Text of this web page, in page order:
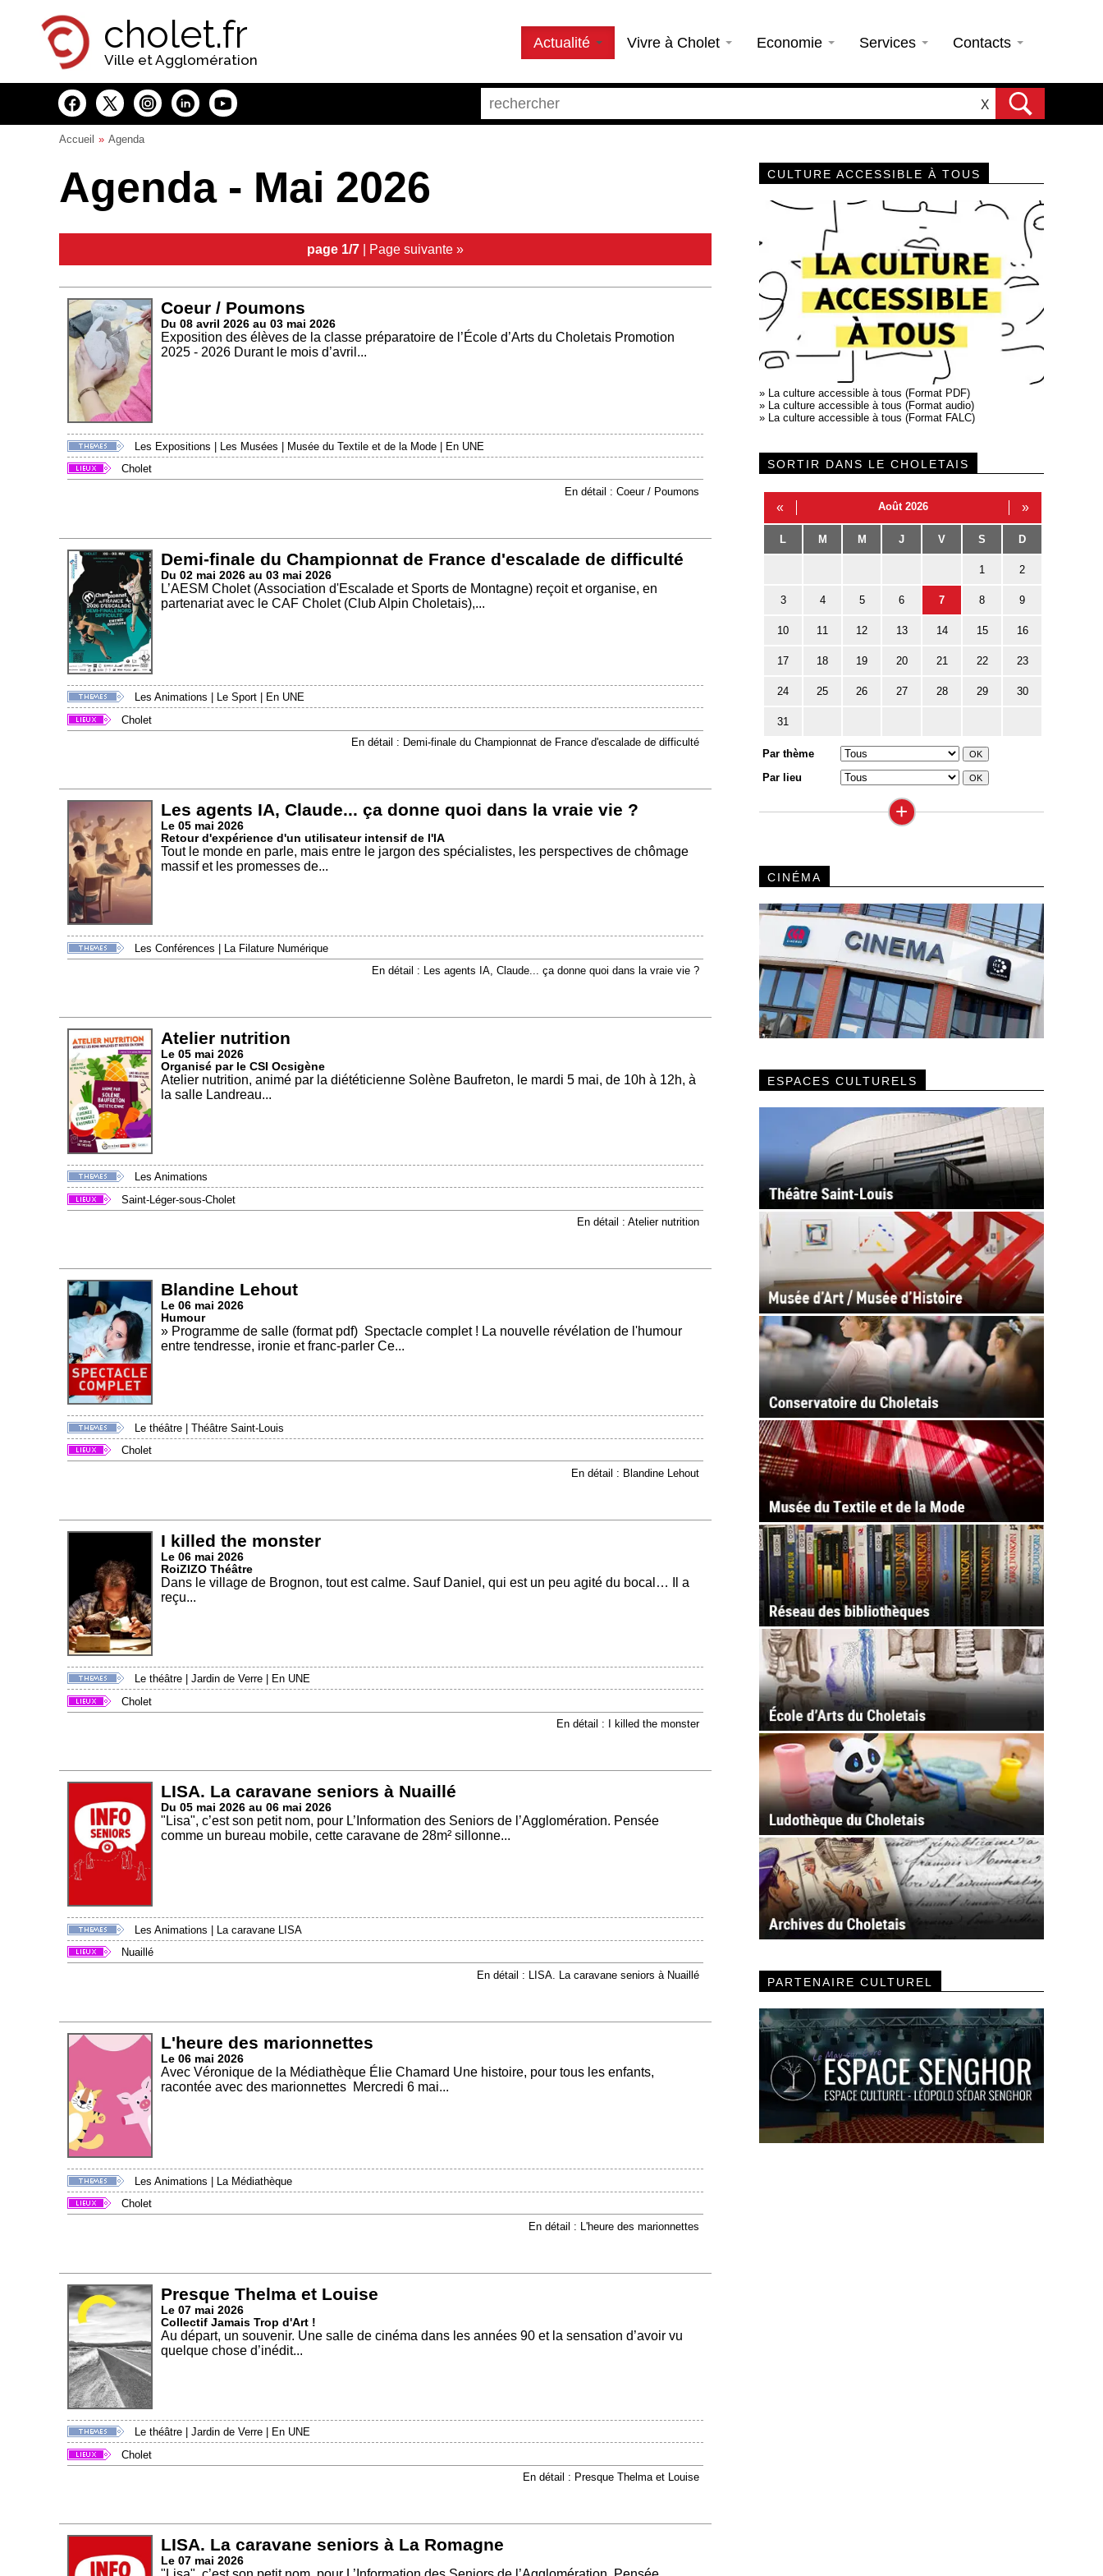
cholet.fr
Ville et Agglomération
Actualité Vivre à Cholet Economie Services Contacts
X
Accueil Agenda
Agenda - Mai 2026
page 1/7 | Page suivante »
Coeur / Poumons
Du 08 avril 2026 au 03 mai 2026
Exposition des élèves de la classe préparatoire de l’École d’Arts du Choletais Promotion
2025 - 2026 Durant le mois d’avril...
Les Expositions | Les Musées | Musée du Textile et de la Mode | En UNE
Cholet
En détail : Coeur / Poumons
Demi-finale du Championnat de France d'escalade de difficulté
Du 02 mai 2026 au 03 mai 2026
L’AESM Cholet (Association d'Escalade et Sports de Montagne) reçoit et organise, en
partenariat avec le CAF Cholet (Club Alpin Choletais),...
Les Animations Le Sport
En UNE
Cholet
En détail : Demi-finale du Championnat de France d'escalade de difficulté
Les agents IA, Claude... ça donne quoi dans la vraie vie ?
Le 05 mai 2026
Retour d'expérience d'un utilisateur intensif de l'IA
Tout le monde en parle, mais entre le jargon des spécialistes, les perspectives de chômage
massif et les promesses de...
Les Conférences
La Filature Numérique
En détail : Les agents IA, Claude... ça donne quoi dans la vraie vie ?
Atelier nutrition
Le 05 mai 2026
Organisé par le CSI Ocsigène
Atelier nutrition, animé par la diététicienne Solène Baufreton, le mardi 5 mai, de 10h à 12h, à
la salle Landreau...
Les Animations
Saint-Léger-sous-Cholet
En détail : Atelier nutrition
Blandine Lehout
Le 06 mai 2026
Humour
» Programme de salle (format pdf) Spectacle complet ! La nouvelle révélation de l'humour
entre tendresse, ironie et franc-parler Ce...
Le théâtre | Théâtre Saint-Louis
Cholet
En détail : Blandine Lehout
I killed the monster
Le 06 mai 2026
RoiZIZO Théâtre
Dans le village de Brognon, tout est calme. Sauf Daniel, qui est un peu agité du bocal… Il a
reçu...
Le théâtre Jardin de Verre
En UNE
Cholet
En détail : I killed the monster
LISA. La caravane seniors à Nuaillé
Du 05 mai 2026 au 06 mai 2026
"Lisa", c’est son petit nom, pour L’Information des Seniors de l’Agglomération. Pensée
comme un bureau mobile, cette caravane de 28m² sillonne...
Les Animations
La caravane LISA
Nuaillé
En détail : LISA. La caravane seniors à Nuaillé
L'heure des marionnettes
Le 06 mai 2026
Avec Véronique de la Médiathèque Élie Chamard Une histoire, pour tous les enfants,
racontée avec des marionnettes Mercredi 6 mai...
Les Animations | La Médiathèque
Cholet
En détail : L'heure des marionnettes
Presque Thelma et Louise
Le 07 mai 2026
Collectif Jamais Trop d'Art !
Au départ, un souvenir. Une salle de cinéma dans les années 90 et la sensation d’avoir vu
quelque chose d’inédit...
Le théâtre Jardin de Verre
En UNE
Cholet
En détail : Presque Thelma et Louise
LISA. La caravane seniors à La Romagne
Le 07 mai 2026
CULTURE ACCESSIBLE À TOUS
» La culture accessible à tous (Format PDF)
» La culture accessible à tous (Format audio)
» La culture accessible à tous (Format FALC)
SORTIR DANS LE CHOLETAIS
« Août 2026 »
L M M J V S D
1 2
3 4 5 6 7 8 9
10 11 12 13 14 15 16
17 18 19 20 21 22 23
24 25 26 27 28 29 30
31
Par thème
Par lieu
+
CINÉMA
ESPACES CULTURELS
PARTENAIRE CULTUREL